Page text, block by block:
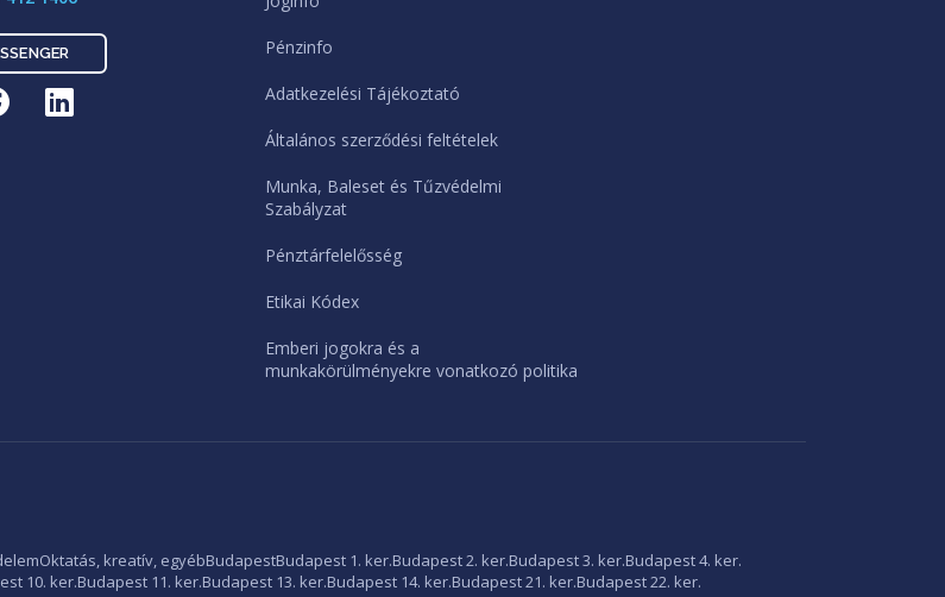
Pénzinfo
Adatkezelési Tájékoztató
Általános szerződési feltételek
Munka, Baleset és Tűzvédelmi
Szabályzat
Pénztárfelelősség
Etikai Kódex
Emberi jogokra és a
munkakörülményekre vonatkozó politika
Oktatás, kreatív, egyébBudapestBudapest 1. ker.Budapest 2. ker.Budapest 3. ker.Budapest 4. ker.
10. ker.Budapest 11. ker.Budapest 13. ker.Budapest 14. ker.Budapest 21. ker.Budapest 22. ker.